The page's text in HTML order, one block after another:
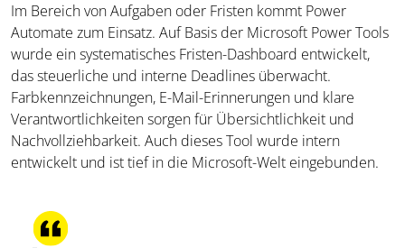
Im Bereich von Aufgaben oder Fristen kommt Power
Automate zum Einsatz. Auf Basis der Microsoft Power Tools
wurde ein systematisches Fristen-Dashboard entwickelt,
das steuerliche und interne Deadlines überwacht.
Farbkennzeichnungen, E-Mail-Erinnerungen und klare
Verantwortlichkeiten sorgen für Übersichtlichkeit und
Nachvollziehbarkeit. Auch dieses Tool wurde intern
entwickelt und ist tief in die Microsoft-Welt eingebunden.